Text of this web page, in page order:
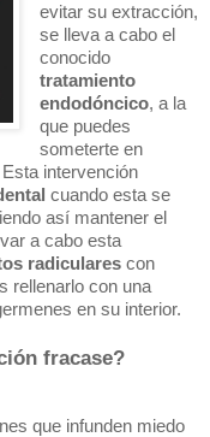
evitar su extracción,
se lleva a cabo el
conocido
tratamiento
endodóncico, a la
que puedes
someterte en
intervención
cuando esta se
así mantener el
a cabo esta
radiculares con
rellenarlo con una
en su interior.
fracase?
que infunden miedo